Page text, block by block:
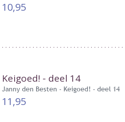
10,95
Keigoed! - deel 14
Janny den Besten - Keigoed! - deel 14
11,95